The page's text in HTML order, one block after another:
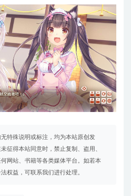
特殊说明或标注，均为本站原创发
征得本站同意时，禁止复制、盗用、
网站、书籍等各类媒体平台。如若本
权益，可联系我们进行处理。